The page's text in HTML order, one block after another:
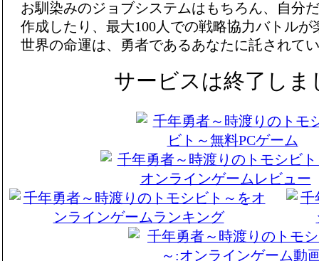
お馴染みのジョブシステムはもちろん、自分
作成したり、最大100人での戦略協力バトルが
世界の命運は、勇者であるあなたに託されて
サービスは終了しま